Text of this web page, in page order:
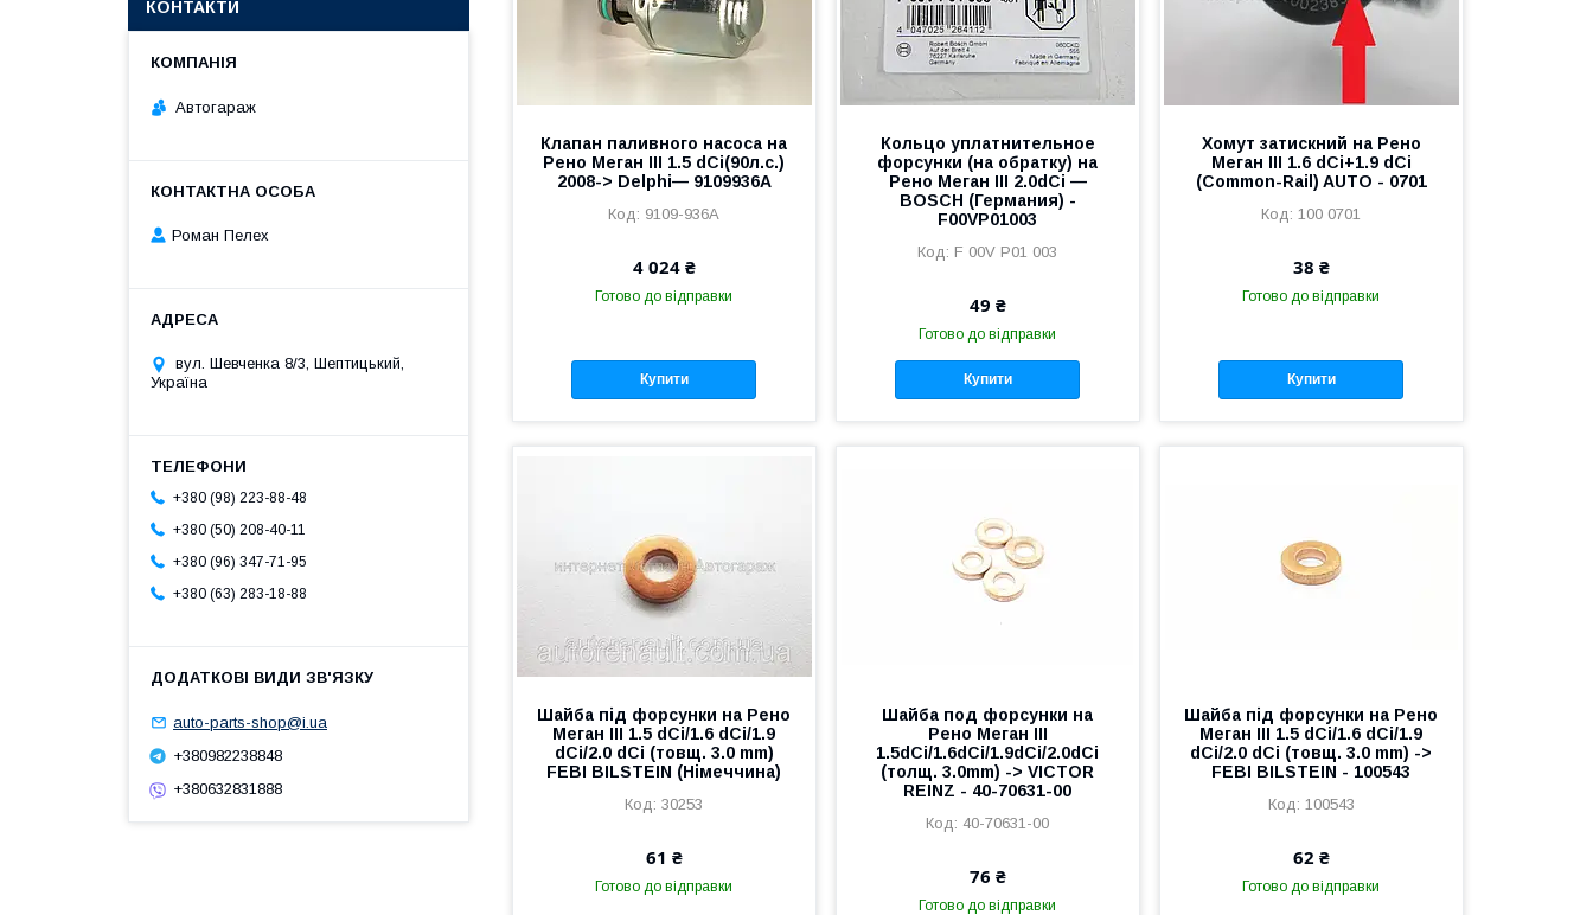
Клапан паливного насоса на
Рено Меган III 1.5 dCi(90л.с.)
2008-> Delphi— 9109936A
9109-936A
4 024 ₴
Готово до відправки
Купити
Кольцо уплатнительное
форсунки (на обратку) на
Рено Меган III 2.0dCi —
BOSCH (Германия) -
F00VP01003
F 00V P01 003
49 ₴
Готово до відправки
Купити
Хомут затискний на Рено
Меган III 1.6 dCi+1.9 dCi
(Common-Rail) AUTO - 0701
100 0701
38 ₴
Готово до відправки
Купити
Шайба під форсунки на Рено
Меган III 1.5 dCi/1.6 dCi/1.9
dCi/2.0 dCi (товщ. 3.0 mm)
FEBI BILSTEIN (Німеччина)
30253
61 ₴
Готово до відправки
Шайба под форсунки на
Рено Меган III
1.5dCi/1.6dCi/1.9dCi/2.0dCi
(толщ. 3.0mm) -> VICTOR
REINZ - 40-70631-00
40-70631-00
76 ₴
Готово до відправки
Шайба під форсунки на Рено
Меган III 1.5 dCi/1.6 dCi/1.9
dCi/2.0 dCi (товщ. 3.0 mm) ->
FEBI BILSTEIN - 100543
100543
62 ₴
Готово до відправки
КОНТАКТИ
Автогараж
Роман Пелех
вул. Шевченка 8/3, Шептицький,
Україна
+380 (98) 223-88-48
+380 (50) 208-40-11
+380 (96) 347-71-95
+380 (63) 283-18-88
auto-parts-shop@i.ua
+380982238848
+380632831888